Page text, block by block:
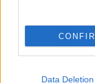
Data Deletion
TOVÁBB OLVASOM